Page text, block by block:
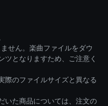
せん。楽曲ファイルをダウ
ツとなりますため、ご注意く
際のファイルサイズと異なる
いた商品については、注文の